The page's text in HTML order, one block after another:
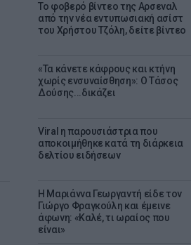
Το φοβερό βίντεο της Αρσεναλ
από την νέα εντυπωσιακή ασίστ
του Χρήστου Τζόλη, δείτε βίντεο
«Τα κάνετε κάφρους και κτήνη
χωρίς ενσυναίσθηση»: Ο Τάσος
Δούσης...δικάζει
Viral η παρουσιάστρια που
αποκοιμήθηκε κατά τη διάρκεια
δελτίου ειδήσεων
Η Μαριάννα Γεωργαντή είδε τον
Γιώργο Φραγκούλη και έμεινε
άφωνη: «Καλέ, τι ωραίος που
είναι»